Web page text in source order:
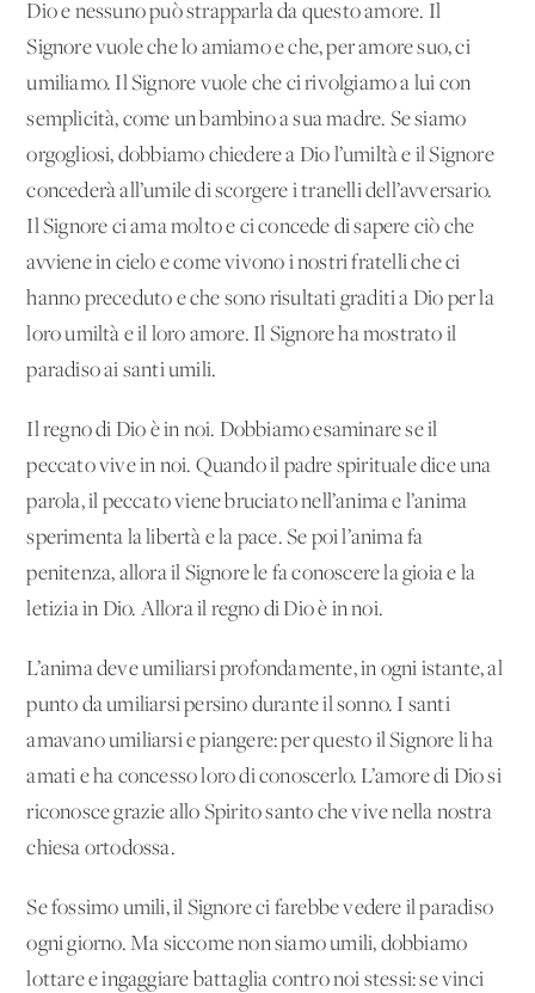
Dio e nessuno può strapparla da questo amore. Il
Signore vuole che lo amiamo e che, per amore suo, ci
umiliamo. Il Signore vuole che ci rivolgiamo a lui con
semplicità, come un bambino a sua madre. Se siamo
orgogliosi, dobbiamo chiedere a Dio l’umiltà e il Signore
concederà all’umile di scorgere i tranelli dell’avversario.
Il Signore ci ama molto e ci concede di sapere ciò che
avviene in cielo e come vivono i nostri fratelli che ci
hanno preceduto e che sono risultati graditi a Dio per la
loro umiltà e il loro amore. Il Signore ha mostrato il
paradiso ai santi umili.
Il regno di Dio è in noi. Dobbiamo esaminare se il
peccato vive in noi. Quando il padre spirituale dice una
parola, il peccato viene bruciato nell’anima e l’anima
sperimenta la libertà e la pace. Se poi l’anima fa
penitenza, allora il Signore le fa conoscere la gioia e la
letizia in Dio. Allora il regno di Dio è in noi.
L’anima deve umiliarsi profondamente, in ogni istante, al
punto da umiliarsi persino durante il sonno. I santi
amavano umiliarsi e piangere: per questo il Signore li ha
amati e ha concesso loro di conoscerlo. L’amore di Dio si
riconosce grazie allo Spirito santo che vive nella nostra
chiesa ortodossa.
Se fossimo umili, il Signore ci farebbe vedere il paradiso
ogni giorno. Ma siccome non siamo umili, dobbiamo
lottare e ingaggiare battaglia contro noi stessi: se vinci